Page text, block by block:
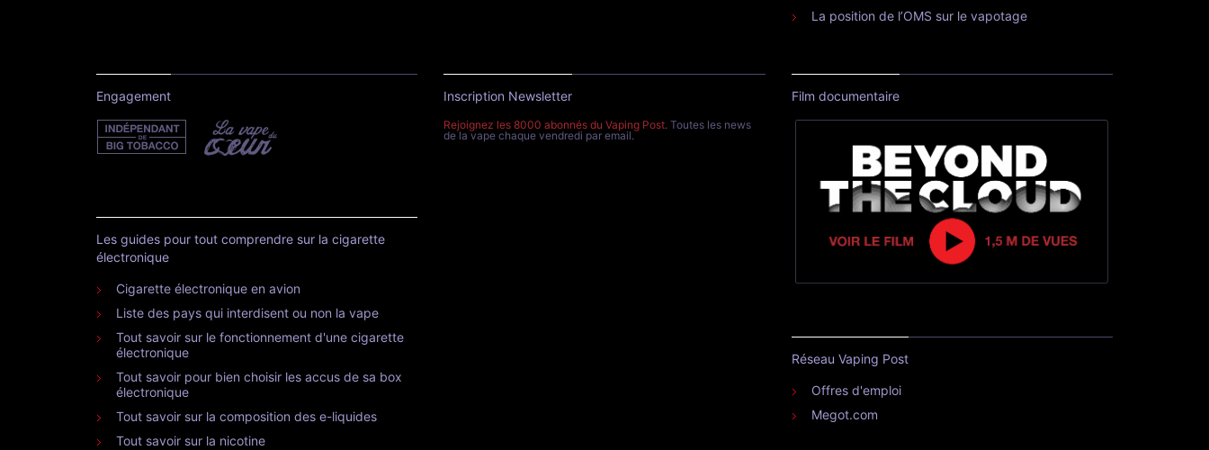
La position de l’OMS sur le vapotage
Engagement
Les guides pour tout comprendre sur la cigarette
électronique
Cigarette électronique en avion
Liste des pays qui interdisent ou non la vape
Tout savoir sur le fonctionnement d'une cigarette
électronique
Tout savoir pour bien choisir les accus de sa box
électronique
Tout savoir sur la composition des e-liquides
Tout savoir sur la nicotine
Inscription Newsletter
Rejoignez les 8000 abonnés du Vaping Post. Toutes les news
de la vape chaque vendredi par email.
Film documentaire
Réseau Vaping Post
Offres d'emploi
Megot.com